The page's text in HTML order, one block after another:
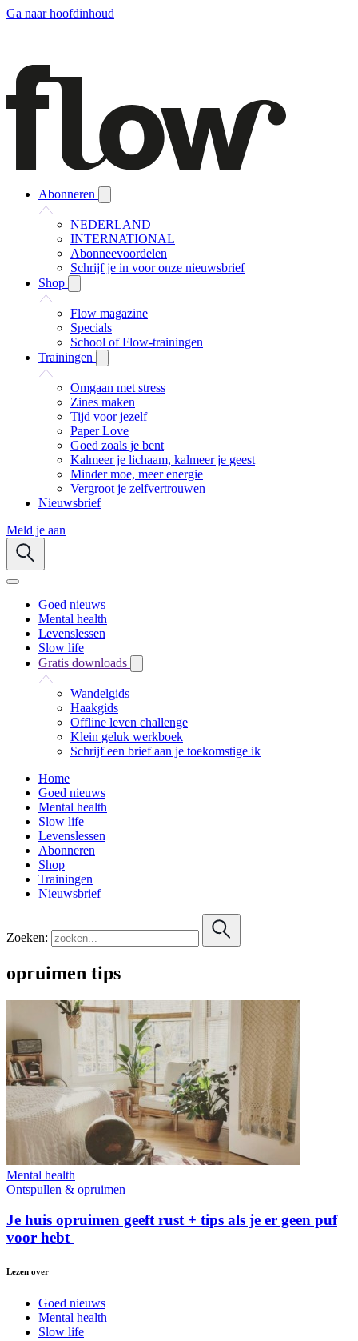
Ga naar hoofdinhoud
Abonneren
NEDERLAND
INTERNATIONAL
Abonneevoordelen
Schrijf je in voor onze nieuwsbrief
Shop
Flow magazine
Specials
School of Flow-trainingen
Trainingen
Omgaan met stress
Zines maken
Tijd voor jezelf
Paper Love
Goed zoals je bent
Kalmeer je lichaam, kalmeer je geest
Minder moe, meer energie
Vergroot je zelfvertrouwen
Nieuwsbrief
Meld je aan
Goed nieuws
Mental health
Levenslessen
Slow life
Gratis downloads
Wandelgids
Haakgids
Offline leven challenge
Klein geluk werkboek
Schrijf een brief aan je toekomstige ik
Home
Goed nieuws
Mental health
Slow life
Levenslessen
Abonneren
Shop
Trainingen
Nieuwsbrief
Zoeken:
opruimen tips
Mental health
Ontspullen & opruimen
Je huis opruimen geeft rust + tips als je er geen puf
voor hebt
Lezen over
Goed nieuws
Mental health
Slow life